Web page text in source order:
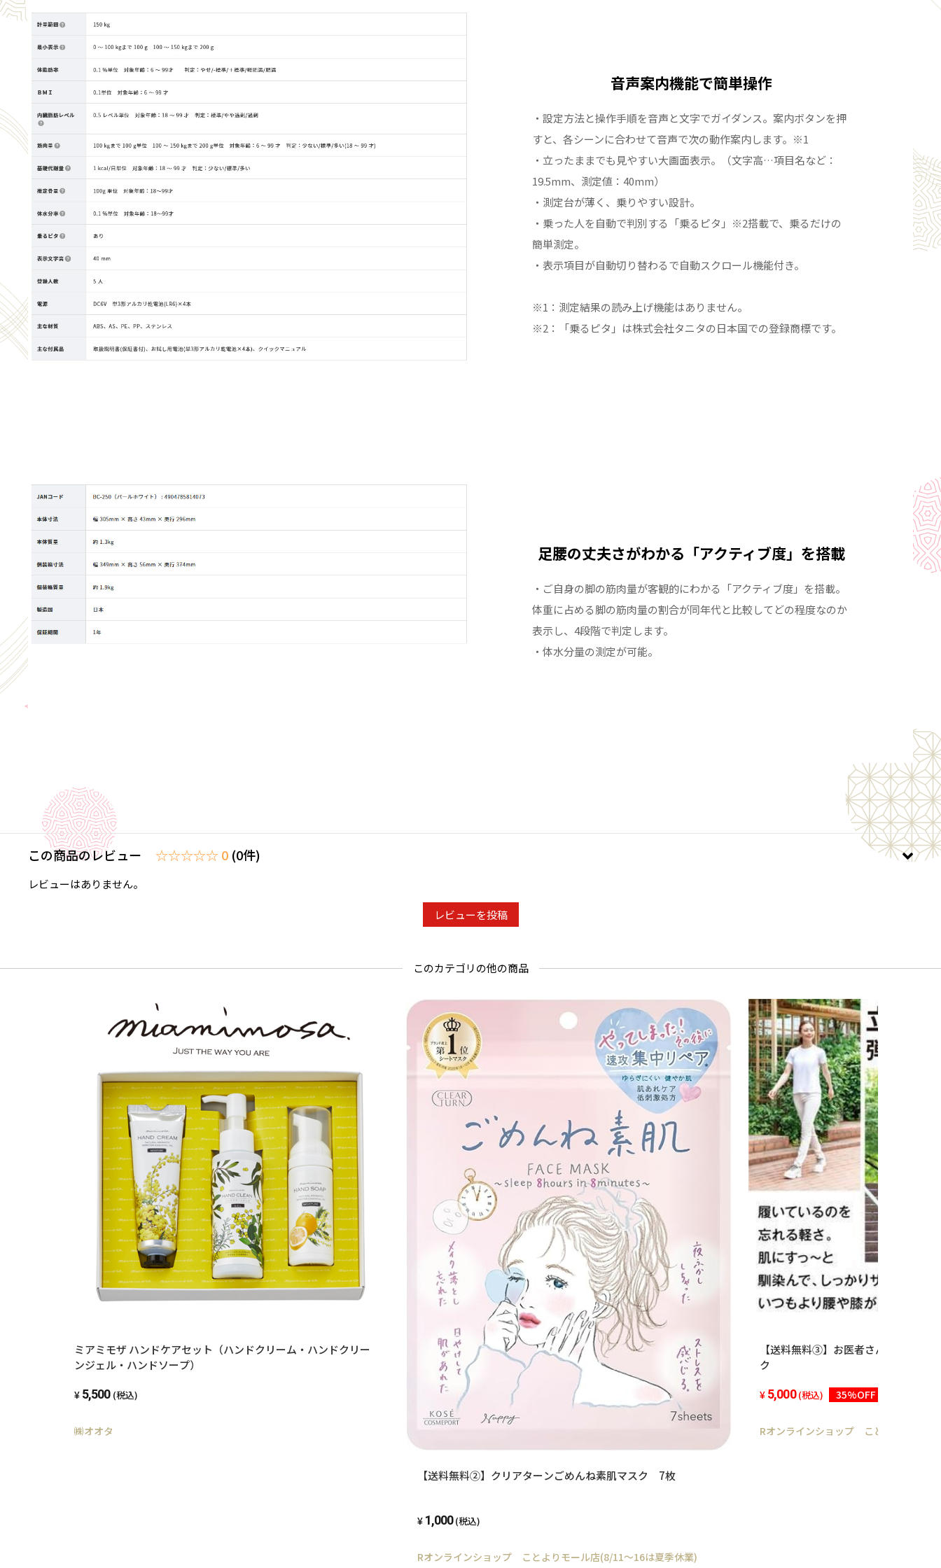
音声案内機能で簡単操作
・設定方法と操作手順を音声と文字でガイダンス。案内ボタンを押
すと、各シーンに合わせて音声で次の動作案内します。※1
・立ったままでも見やすい大画面表示。（文字高…項目名など：
19.5mm、測定値：40mm）
・測定台が薄く、乗りやすい設計。
・乗った人を自動で判別する「乗るピタ」※2搭載で、乗るだけの
簡単測定。
・表示項目が自動切り替わるで自動スクロール機能付き。
※1：測定結果の読み上げ機能はありません。
※2：「乗るピタ」は株式会社タニタの日本国での登録商標です。
足腰の丈夫さがわかる「アクティブ度」を搭載
・ご自身の脚の筋肉量が客観的にわかる「アクティブ度」を搭載。
体重に占める脚の筋肉量の割合が同年代と比較してどの程度なのか
表示し、4段階で判定します。
・体水分量の測定が可能。
この商品のレビュー ☆☆☆☆☆ 0 (0件)
レビューはありません。
レビューを投稿
このカテゴリの他の商品
ミアミモザ ハンドケアセット（ハンドクリーム・ハンドクリー
ンジェル・ハンドソープ）
5,500 (税込)
㈱オオタ
【送料無料②】クリアターンごめんね素肌マスク 7枚
1,000 (税込)
Rオンラインショップ ことよりモール店(8/11～16は夏季休業)
【送料無料③】お医者さんのサポー
ク
5,000 (税込) 35%OFF
Rオンラインショップ ことよりモール